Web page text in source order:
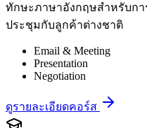
ทักษะภาษาอังกฤษสำหรับกา
ประชุมกับลูกค้าต่างชาติ
Email & Meeting
Presentation
Negotiation
ดูรายละเอียดคอร์ส